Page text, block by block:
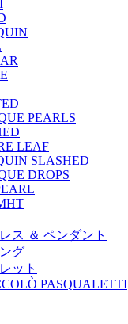
PEARLS
LEAF
SLASHED
DROPS
ス ＆ ペンダント
グ
ット
PASQUALETTI